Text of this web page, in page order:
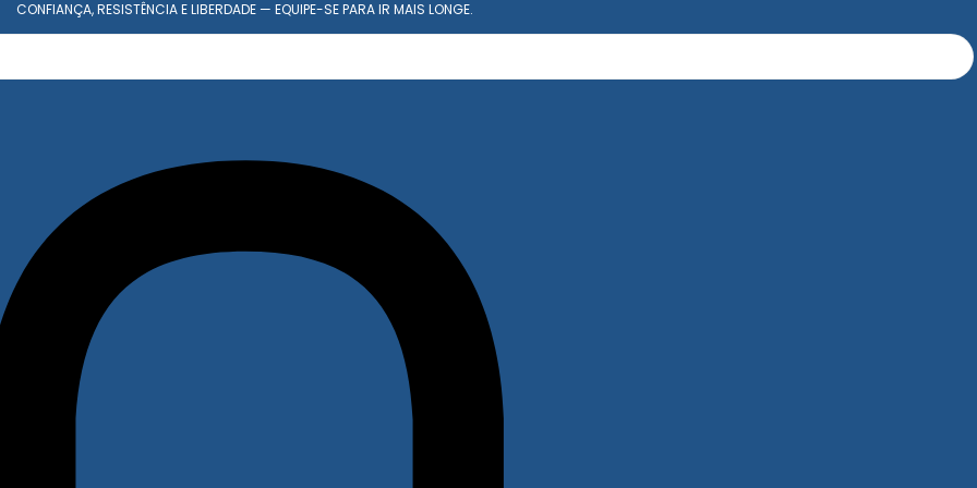
CONFIANÇA, RESISTÊNCIA E LIBERDADE — EQUIPE-SE PARA IR MAIS LONGE.